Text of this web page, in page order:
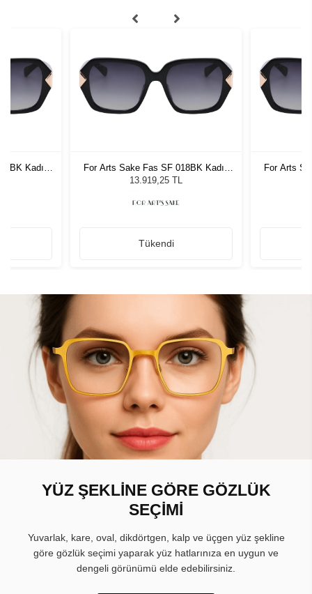
Kadın
For Arts Sake Fas SF 018BK Kadın
Güneş Gözlüğü
13.919,25 TL
Tükendi
For Arts
YÜZ ŞEKLİNE GÖRE GÖZLÜK
SEÇİMİ
Yuvarlak, kare, oval, dikdörtgen, kalp ve üçgen yüz şekline
göre gözlük seçimi yaparak yüz hatlarınıza en uygun ve
dengeli görünümü elde edebilirsiniz.